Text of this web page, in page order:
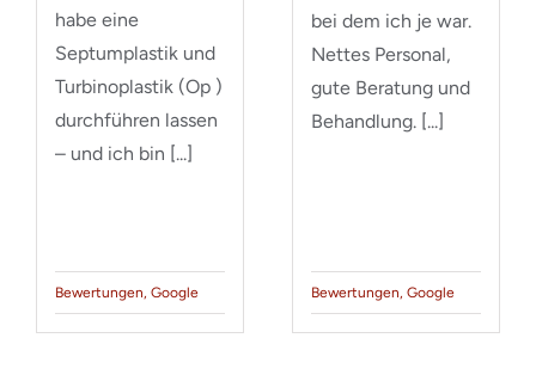
habe eine
Septumplastik und
Turbinoplastik (Op )
durchführen lassen
– und ich bin [...]
Bewertungen, Google
bei dem ich je war.
Nettes Personal,
gute Beratung und
Behandlung. [...]
Bewertungen, Google